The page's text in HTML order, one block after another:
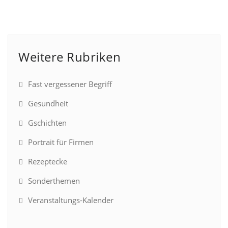
Weitere Rubriken
Fast vergessener Begriff
Gesundheit
Gschichten
Portrait für Firmen
Rezeptecke
Sonderthemen
Veranstaltungs-Kalender